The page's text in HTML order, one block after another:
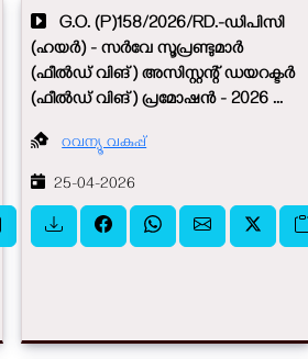
G.O. (P)158/2026/RD.-ഡിപിസി
(ഹയർ) - സർവേ സൂപ്രണ്ടുമാർ
(ഫീൽഡ് വിങ്) അസിസ്റ്റന്റ് ഡയറക്ടർ
(ഫീൽഡ് വിങ്) പ്രമോഷൻ - 2026 ...
റവന്യൂ വകുപ്പ്
25-04-2026